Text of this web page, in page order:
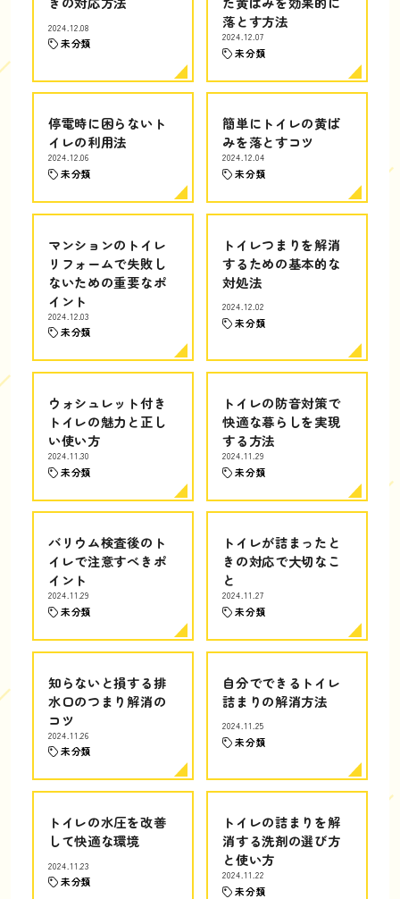
2024.12.08
未分類
落とす方法
2024.12.07
未分類
停電時に困らないト
イレの利用法
2024.12.06
未分類
簡単にトイレの黄ば
みを落とすコツ
2024.12.04
未分類
マンションのトイレ
リフォームで失敗し
ないための重要なポ
イント
2024.12.03
未分類
トイレつまりを解消
するための基本的な
対処法
2024.12.02
未分類
ウォシュレット付き
トイレの魅力と正し
い使い方
2024.11.30
未分類
トイレの防音対策で
快適な暮らしを実現
する方法
2024.11.29
未分類
バリウム検査後のト
イレで注意すべきポ
イント
2024.11.29
未分類
トイレが詰まったと
きの対応で大切なこ
と
2024.11.27
未分類
知らないと損する排
水口のつまり解消の
コツ
2024.11.26
未分類
自分でできるトイレ
詰まりの解消方法
2024.11.25
未分類
トイレの水圧を改善
して快適な環境
2024.11.23
未分類
トイレの詰まりを解
消する洗剤の選び方
と使い方
2024.11.22
未分類